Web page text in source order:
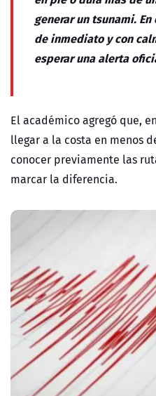
generar un tsunami.
de inmediato y con
esperar una alerta
El académico agregó que,
llegar a la costa en menos
conocer previamente las
marcar la diferencia.